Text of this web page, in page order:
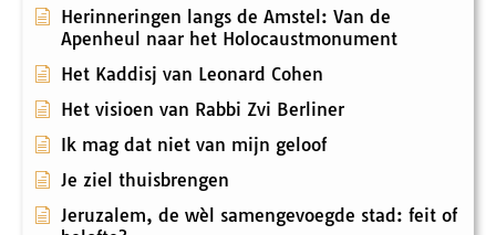
Herinneringen langs de Amstel: Van de
Apenheul naar het Holocaustmonument
Het Kaddisj van Leonard Cohen
Het visioen van Rabbi Zvi Berliner
Ik mag dat niet van mijn geloof
Je ziel thuisbrengen
Jeruzalem, de wèl samengevoegde stad: feit of